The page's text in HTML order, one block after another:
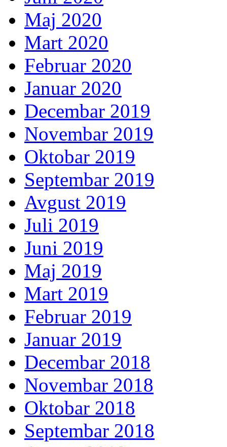
Maj 2020
Mart 2020
Februar 2020
Januar 2020
Decembar 2019
Novembar 2019
Oktobar 2019
Septembar 2019
Avgust 2019
Juli 2019
Juni 2019
Maj 2019
Mart 2019
Februar 2019
Januar 2019
Decembar 2018
Novembar 2018
Oktobar 2018
Septembar 2018